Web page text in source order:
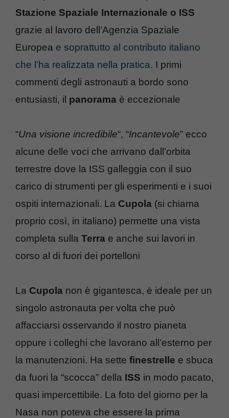
Stazione Spaziale Internazionale o ISS
grazie al lavoro dell’Agenzia Spaziale
Europea e soprattutto al contributo italiano
che l’ha realizzata nella pratica. I primi
commenti degli astronauti a bordo sono
entusiasti, il panorama è eccezionale
“Una visione incredibile“, “Incantevole” ecco
alcune delle voci che arrivano dall’orbita
terrestre dove la ISS galleggia con il suo
carico di strumenti per gli esperimenti e i suoi
ospiti internazionali. La Cupola (si chiama
proprio così, in italiano) permette una vista
completa sulla Terra e anche sui lavori in
corso al di fuori dei portelloni
La Cupola non è gigantesca, è ideale per un
singolo astronauta per volta che può
affacciarsi osservando il nostro pianeta
oppure i colleghi che lavorano all’esterno per
la manutenzioni. Ha sette finestrelle e sbuca
da fuori la “scocca” della ISS in modo pacato,
quasi impercettibile. La foto del giorno per la
Nasa non poteva che essere la prima